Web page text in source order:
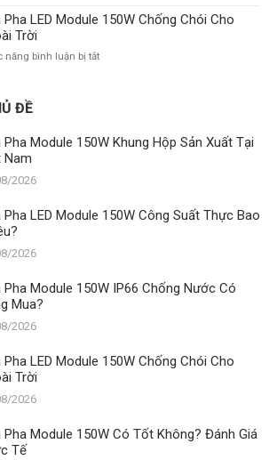
Pha
Module
IP66
LED Module 150W Chống Chói Cho
Trời
năng bình luận bị tắtở
Chống
ĐỀ
Module 150W Khung Hộp Sản Xuất Tại
Nam
2026
LED Module 150W Công Suất Thực Bao
2026
Pha Module 150W IP66 Chống Nước Có
Mua?
2026
LED Module 150W Chống Chói Cho
Trời
2026
Pha Module 150W Có Tốt Không? Đánh Giá
Tế